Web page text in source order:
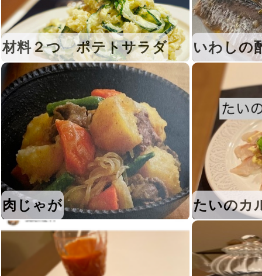
材料２つ ポテトサラダ いわしの
肉じゃが たいのカ